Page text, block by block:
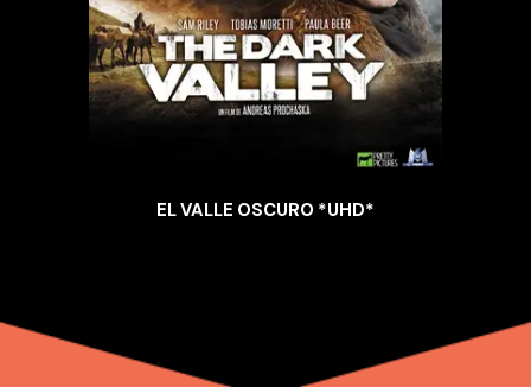
EL VALLE OSCURO *UHD*